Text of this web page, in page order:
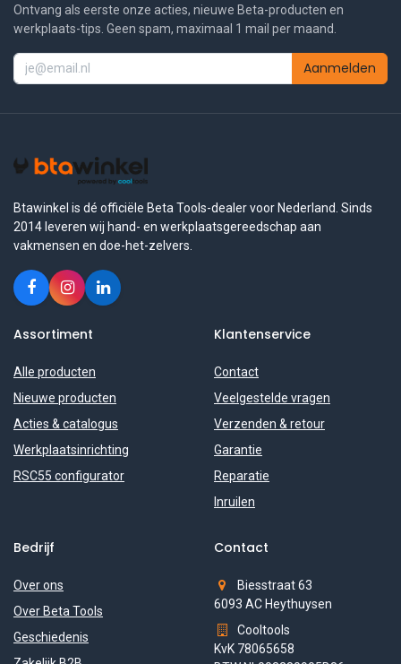
Ontvang als eerste onze acties, nieuwe Beta-producten en
werkplaats-tips. Geen spam, maximaal 1 mail per maand.
Aanmelden
Btawinkel is dé officiële Beta Tools-dealer voor Nederland. Sinds
2014 leveren wij hand- en werkplaatsgereedschap aan
vakmensen en doe-het-zelvers.
Assortiment
Alle producten
Nieuwe producten
Acties & catalogus
Werkplaatsinrichting
RSC55 configurator
Klantenservice
Contact
Veelgestelde vragen
Verzenden & retour
Garantie
Reparatie
Inruilen
Bedrijf
Over ons
Over Beta Tools
Geschiedenis
Contact
Biesstraat 63
6093 AC Heythuysen
Cooltools
KvK 78065658